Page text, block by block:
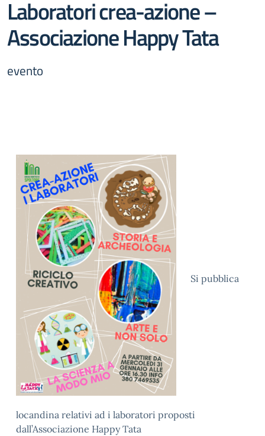
Laboratori crea-azione –
Associazione Happy Tata
evento
Si pubblica
locandina relativi ad i laboratori proposti
dall’Associazione Happy Tata